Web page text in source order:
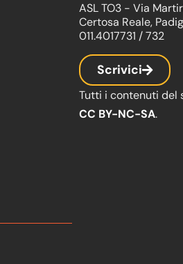
ASL TO3 - Via
Certosa Reale,
011.4017731 / 732
Scrivici
Tutti i contenuti del
CC BY-NC-SA.